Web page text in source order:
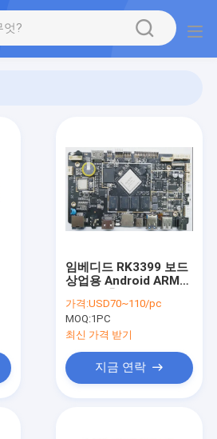
임베디드 RK3399 보드
상업용 Android ARM
가격:USD70~110/pc
MOQ:1PC
최신 가격 받기
지금 연락